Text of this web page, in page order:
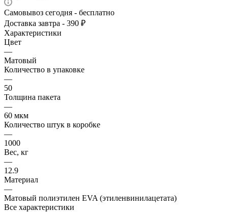
Самовывоз сегодня - бесплатно
Доставка завтра - 390 ₽
Характеристики
Цвет
—
Матовый
Количество в упаковке
—
50
Толщина пакета
—
60 мкм
Количество штук в коробке
—
1000
Вес, кг
—
12.9
Материал
—
Матовый полиэтилен EVA (этиленвинилацетата)
Все характеристики